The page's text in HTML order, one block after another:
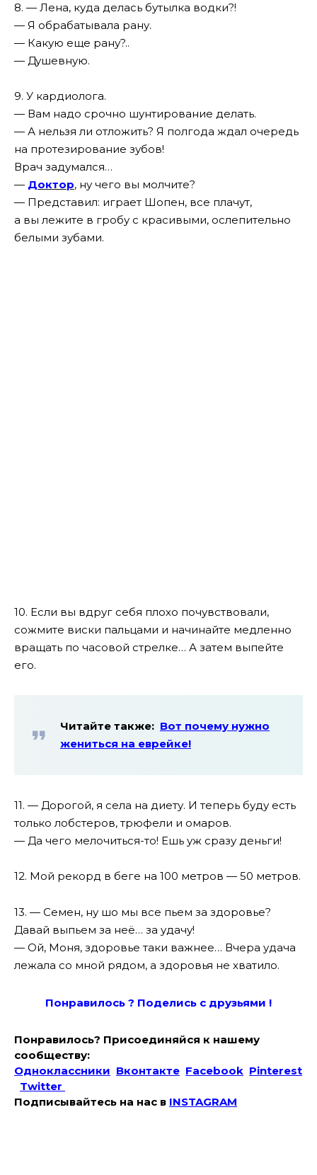
8. — Лена, куда делась бутылка водки?!
— Я обрабатывала рану.
— Какую еще рану?..
— Душевную.
9. У кардиолога.
— Вам надо срочно шунтирование делать.
— А нельзя ли отложить? Я полгода ждал очередь
на протезирование зубов!
Врач задумался…
— Доктор, ну чего вы молчите?
— Представил: играет Шопен, все плачут,
а вы лежите в гробу с красивыми, ослепительно
белыми зубами.
10. Если вы вдруг себя плохо почувствовали,
сожмите виски пальцами и начинайте медленно
вращать по часовой стрелке… А затем выпейте
его.
Читайте также: Вот почему нужно
жениться на еврейке!
11. — Дорогой, я села на диету. И теперь буду есть
только лобстеров, трюфели и омаров.
— Да чего мелочиться-то! Ешь уж сразу деньги!
12. Мой рекорд в беге на 100 метров — 50 метров.
13. — Семен, ну шо мы все пьем за здоровье?
Давай выпьем за неё… за удачу!
— Ой, Моня, здоровье таки важнее… Вчера удача
лежала со мной рядом, а здоровья не хватило.
Понравилось ? Поделись с друзьями !
Понравилось? Присоединяйся к нашему
сообществу:
Одноклассники Вконтакте Facebook Pinterest
Twitter
Подписывайтесь на наc в INSTAGRAM